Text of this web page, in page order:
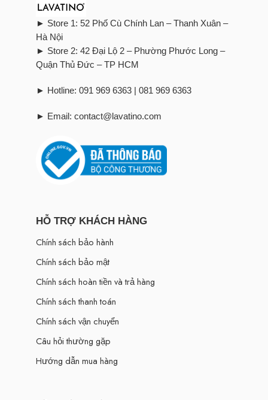
► Store 1: 52 Phố Cù Chính Lan – Thanh Xuân –
Hà Nội
► Store 2: 42 Đại Lộ 2 – Phường Phước Long –
Quận Thủ Đức – TP HCM
► Hotline: 091 969 6363 | 081 969 6363
► Email: contact@lavatino.com
HỖ TRỢ KHÁCH HÀNG
Chính sách bảo hành
Chính sách bảo mật
Chính sách hoàn tiền và trả hàng
Chính sách thanh toán
Chính sách vận chuyển
Câu hỏi thường gặp
Hướng dẫn mua hàng